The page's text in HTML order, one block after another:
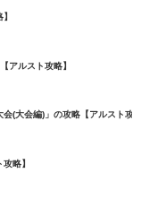
アルスト攻略】
(大会編)」の攻略【アルスト攻
略】